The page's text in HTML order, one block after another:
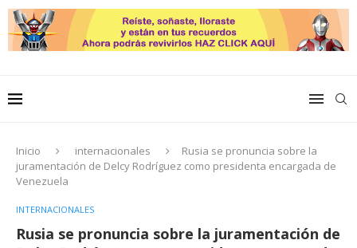
Inicio internacionales
Rusia se pronuncia sobre lа
juramentación de Delcy Rodríguez como presidenta encargada de
Venezuela
INTERNACIONALES
Rusia se pronuncia sobre lа juramentación de